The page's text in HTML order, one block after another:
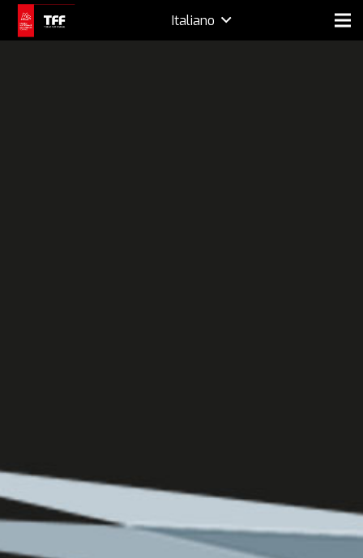
Italiano